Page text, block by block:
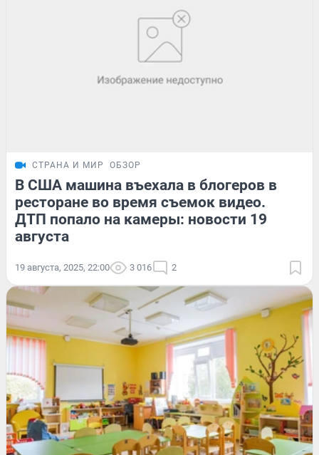
СТРАНА И МИР ОБЗОР
В США машина въехала в блогеров в
ресторане во время съемок видео.
ДТП попало на камеры: новости 19
августа
19 августа, 2025, 22:00 3 016 2